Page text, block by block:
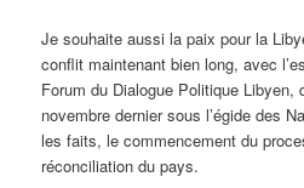
Je souhaite aussi la paix pour la
conflit maintenant bien long, avec
Forum du Dialogue Politique Libyen,
novembre dernier sous l’égide des
les faits, le commencement du
réconciliation du pays.